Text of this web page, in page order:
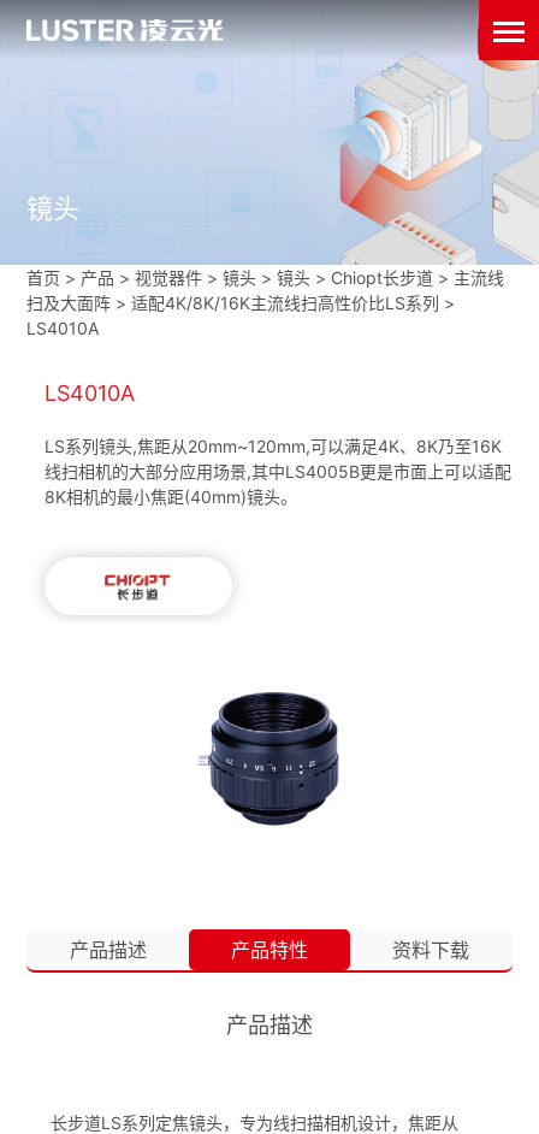
镜头
首页 > 产品 > 视觉器件 >镜头 >镜头 > Chiopt长步道 > 主流线
扫及大面阵 >适配4K/8K/16K主流线扫高性价比LS系列 >
LS4010A
LS4010A
LS系列镜头,焦距从20mm~120mm,可以满足4K、8K乃至16K
线扫相机的大部分应用场景,其中LS4005B更是市面上可以适配
8K相机的最小焦距(40mm)镜头。
产品描述 产品特性 资料下载
产品描述
长步道LS系列定焦镜头，专为线扫描相机设计，焦距从